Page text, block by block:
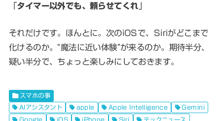
「タイマー以外でも、頼らせてくれ
それだけです。ほんとに。次のiOSで、Siriがどこまで
化けるのか。“魔法に近い体験”が来るのか。期待半分、
疑い半分で、ちょっと楽しみにしておきます。
スマホの事
AIアシスタント
apple Apple Intelligence
Gemini
Google
iOS iPhone Siri
テックニュース